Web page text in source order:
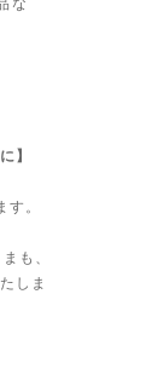
な
】
。
も、
しま